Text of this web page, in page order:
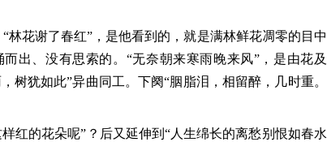
花谢了春红”，是他看到的，就是满林鲜花凋零的目中
出、没有思索的。“无奈朝来寒雨晚来风”，是由花及
树犹如此”异曲同工。下阕“胭脂泪，相留醉，几时重。
红的花朵呢”？后又延伸到“人生绵长的离愁别恨如春水